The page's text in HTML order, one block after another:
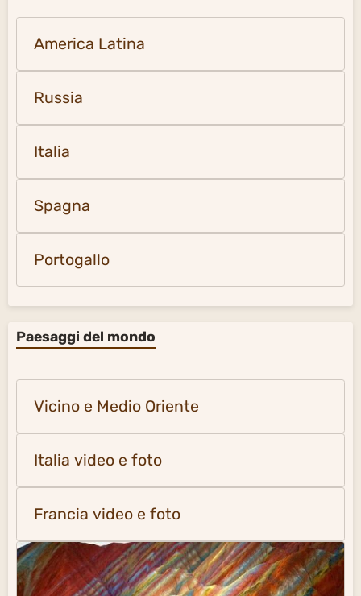
America Latina
Russia
Italia
Spagna
Portogallo
Paesaggi del mondo
Vicino e Medio Oriente
Italia video e foto
Francia video e foto